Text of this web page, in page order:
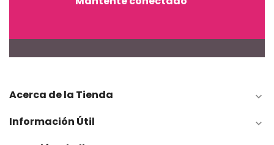
Acerca de la Tienda 
Información Útil 